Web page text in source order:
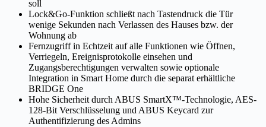
soll
Lock&Go-Funktion schließt nach Tastendruck die Tür
wenige Sekunden nach Verlassen des Hauses bzw. der
Wohnung ab
Fernzugriff in Echtzeit auf alle Funktionen wie Öffnen,
Verriegeln, Ereignisprotokolle einsehen und
Zugangsberechtigungen verwalten sowie optionale
Integration in Smart Home durch die separat erhältliche
BRIDGE One
Hohe Sicherheit durch ABUS SmartX™-Technologie, AES-
128-Bit Verschlüsselung und ABUS Keycard zur
Authentifizierung des Admins